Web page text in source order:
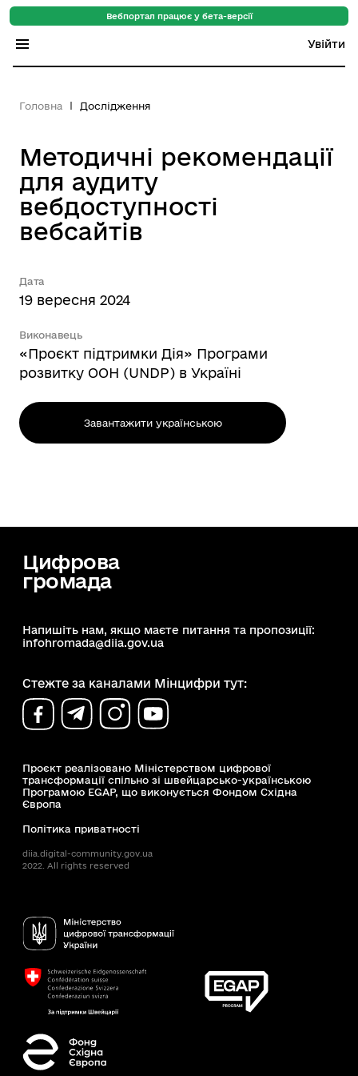
Вебпортал працює у бета-версії
Увійти
Цифровий путівник
База знань
Новини
Пошук
Головна Дослідження
Методичні рекомендації
для аудиту
вебдоступності
вебсайтів
Дата
19 вересня 2024
Виконавець
«Проєкт підтримки Дія» Програми
розвитку ООН (UNDP) в Україні
Завантажити українською
Цифрова
громада
Напишіть нам, якщо маєте питання та пропозиції:
infohromada@diia.gov.ua
Стежте за каналами Мінцифри тут:
Проєкт реалізовано Міністерством цифрової
трансформації спільно зі швейцарсько-українською
Програмою EGAP, що виконується Фондом Східна
Європа
Політика приватності
diia.digital-community.gov.ua
2022. All rights reserved